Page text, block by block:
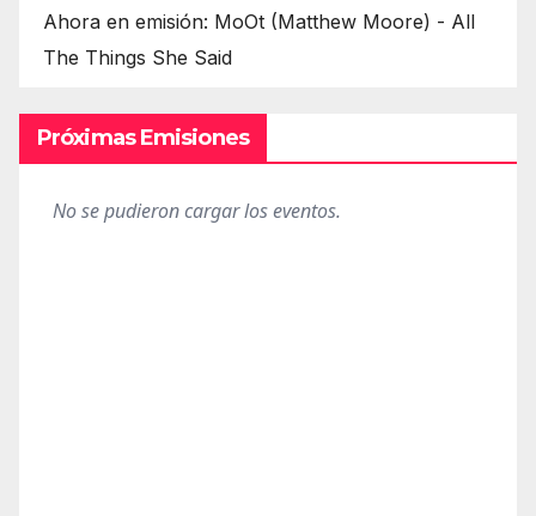
Ahora en emisión: MoOt (Matthew Moore) - All
The Things She Said
Próximas Emisiones